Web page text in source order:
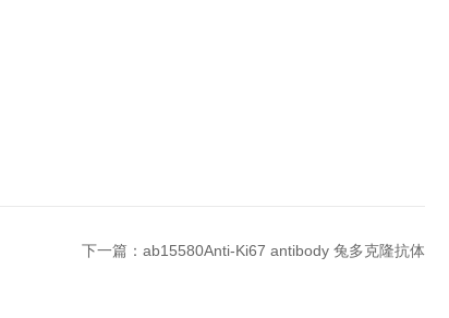
下一篇： ab15580Anti-Ki67 antibody 兔多克隆抗体